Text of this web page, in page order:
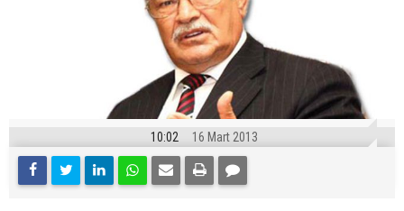
10:02 16 Mart 2013